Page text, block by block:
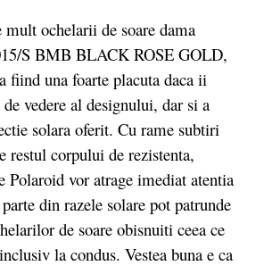
ochelarii de soare dama
S BMB BLACK ROSE GOLD,
fiind una foarte placuta daca ii
vedere al designului, dar si a
solara oferit. Cu rame subtiri
restul corpului de rezistenta,
Polaroid vor atrage imediat atentia
din razele solare pot patrunde
de soare obisnuiti ceea ce
la condus. Vestea buna e ca